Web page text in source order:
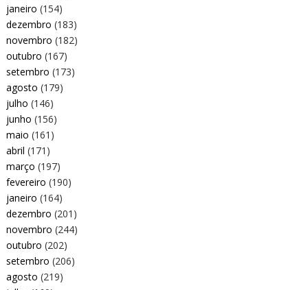
janeiro (154)
dezembro (183)
novembro (182)
outubro (167)
setembro (173)
agosto (179)
julho (146)
junho (156)
maio (161)
abril (171)
março (197)
fevereiro (190)
janeiro (164)
dezembro (201)
novembro (244)
outubro (202)
setembro (206)
agosto (219)